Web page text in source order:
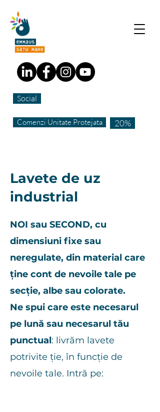
Social
Comenzi Unitate Protejata 20%
Lavete de uz
industrial
NOI sau SECOND, cu
dimensiuni fixe sau
neregulate, din material care
ține cont de nevoile tale pe
secție, albe sau colorate.
Ne spui care este necesarul
pe lună sau necesarul tău
punctual: livrăm lavete
potrivite ție, în funcție de
nevoile tale. Intră pe: